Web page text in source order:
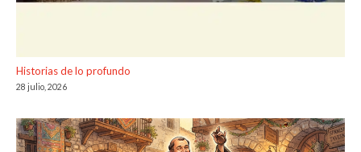
Historias de lo profundo
28 julio, 2026